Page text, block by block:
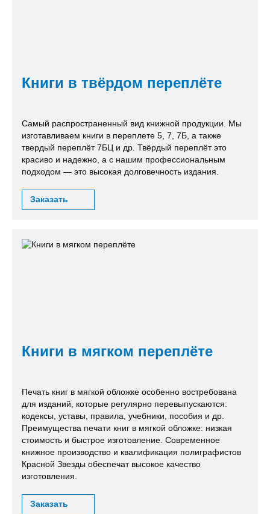
Книги в твёрдом переплёте
Самый распространенный вид книжной продукции. Мы
изготавливаем книги в переплете 5, 7, 7Б, а также
твердый переплёт 7БЦ и др. Твёрдый переплёт это
красиво и надежно, а с нашим профессиональным
подходом — это высокая долговечность издания.
Заказать
Книги в мягком переплёте
Печать книг в мягкой обложке особенно востребована
для изданий, которые регулярно перевыпускаются:
кодексы, уставы, правила, учебники, пособия и др.
Преимущества печати книг в мягкой обложке: низкая
стоимость и быстрое изготовление. Современное
книжное производство и квалификация полиграфистов
Красной Звезды обеспечат высокое качество
изготовления.
Заказать